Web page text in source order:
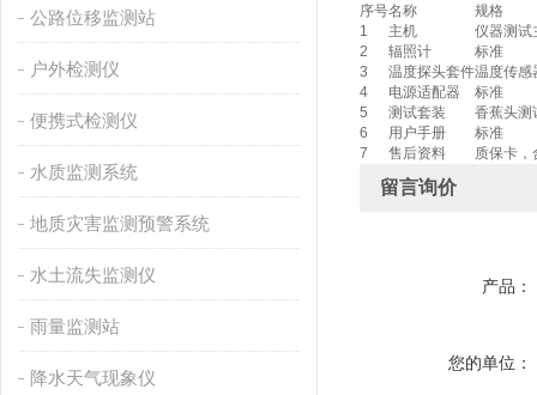
公路位移监测站
户外检测仪
便携式检测仪
水质监测系统
地质灾害监测预警系统
水土流失监测仪
雨量监测站
降水天气现象仪
序号名称
规格
1
主机
仪器测试
2
辐照计
标准
3
温度探头套件温度传感
4
电源适配器
标准
5
测试套装
香蕉头测
6
用户手册
标准
7
售后资料 质保卡，
留言询价
产品：
您的单位：